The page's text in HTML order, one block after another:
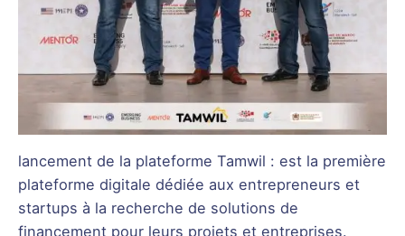
lancement de la plateforme Tamwil : est la première
plateforme digitale dédiée aux entrepreneurs et
startups à la recherche de solutions de
financement pour leurs projets et entreprises.